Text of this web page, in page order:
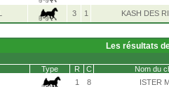
3 1 KASH DES
Les résultats
Type R C
Nom du
1 8 ISTER